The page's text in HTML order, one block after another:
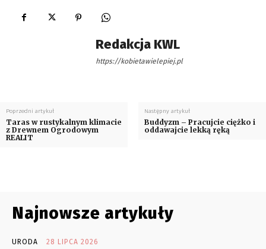
Redakcja KWL
https://kobietawielepiej.pl
Poprzedni artykuł
Taras w rustykalnym klimacie
z Drewnem Ogrodowym
REALIT
Następny artykuł
Buddyzm – Pracujcie ciężko i
oddawajcie lekką ręką
Najnowsze artykuły
URODA 28 LIPCA 2026